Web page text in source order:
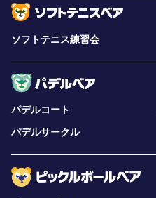
ソフトテニス練習会
パデルコート
パデルサークル